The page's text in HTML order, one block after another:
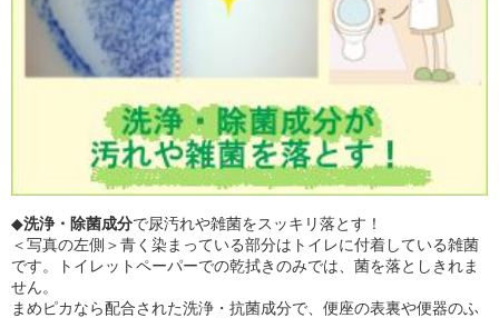
◆洗浄・除菌成分で尿汚れや雑菌をスッキリ落とす！
＜写真の左側＞青く染まっている部分はトイレに付着している雑菌
です。トイレットペーパーでの乾拭きのみでは、菌を落としきれま
せん。
まめピカなら配合された洗浄・抗菌成分で、便座の表裏や便器のふ